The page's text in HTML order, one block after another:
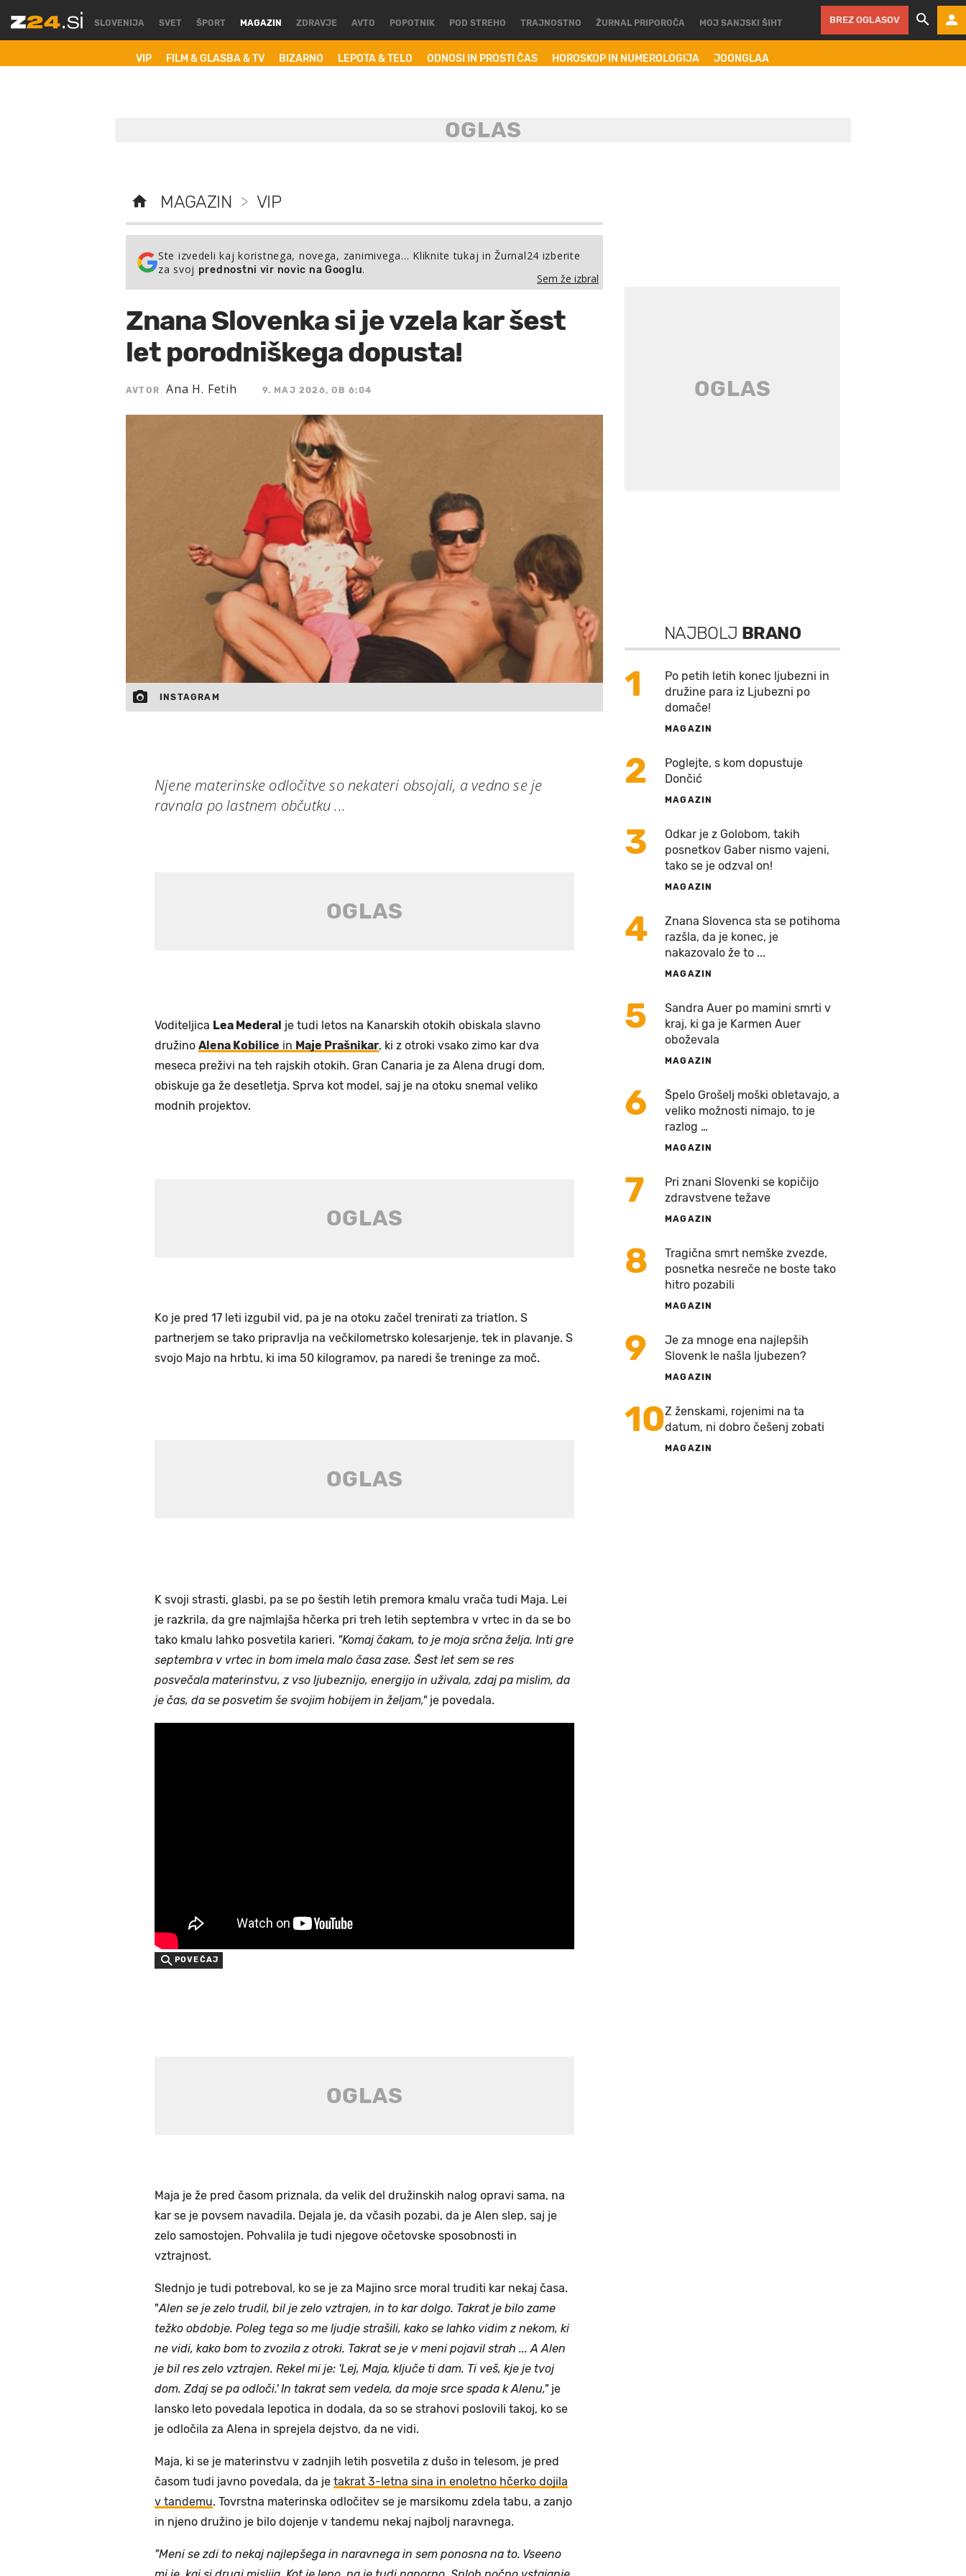
SLOVENIJA SVET ŠPORT MAGAZIN
VIP FILM & GLASBA & TV BIZARNO LEPOTA & TELO ODNOSI IN PROSTI ČAS HOROSKOP IN NUMEROLOGIJA JOONGLAA
ZDRAVJE AVTO POPOTNIK POD STREHO TRAJNOSTNO ŽURNAL PRIPOROČA MOJ SANJSKI ŠIHT BREZ OGLASOV
MAGAZIN > VIP
Ste izvedeli kaj koristnega, novega, zanimivega… Kliknite tukaj in Žurnal24 izberite
za svoj prednostni vir novic na Googlu.
Sem že izbral
Znana Slovenka si je vzela kar šest
let porodniškega dopusta!
AVTOR Ana H. Fetih 9. MAJ 2026, OB 6:04
INSTAGRAM
Njene materinske odločitve so nekateri obsojali, a vedno se je
ravnala po lastnem občutku ...
Voditeljica Lea Mederal je tudi letos na Kanarskih otokih obiskala slavno
družino Alena Kobilice in Maje Prašnikar, ki z otroki vsako zimo kar dva
meseca preživi na teh rajskih otokih. Gran Canaria je za Alena drugi dom,
obiskuje ga že desetletja. Sprva kot model, saj je na otoku snemal veliko
modnih projektov.
Ko je pred 17 leti izgubil vid, pa je na otoku začel trenirati za triatlon. S
partnerjem se tako pripravlja na večkilometrsko kolesarjenje, tek in plavanje. S
svojo Majo na hrbtu, ki ima 50 kilogramov, pa naredi še treninge za moč.
K svoji strasti, glasbi, pa se po šestih letih premora kmalu vrača tudi Maja. Lei
je razkrila, da gre najmlajša hčerka pri treh letih septembra v vrtec in da se bo
tako kmalu lahko posvetila karieri. "Komaj čakam, to je moja srčna želja. Inti gre
septembra v vrtec in bom imela malo časa zase. Šest let sem se res
posvečala materinstvu, z vso ljubeznijo, energijo in uživala, zdaj pa mislim, da
je čas, da se posvetim še svojim hobijem in željam,"je povedala.
POVEČAJ
Maja je že pred časom priznala, da velik del družinskih nalog opravi sama, na
kar se je povsem navadila. Dejala je, da včasih pozabi, da je Alen slep, saj je
zelo samostojen. Pohvalila je tudi njegove očetovske sposobnosti in
vztrajnost.
Slednjo je tudi potreboval, ko se je za Majino srce moral truditi kar nekaj časa.
"Alen se je zelo trudil, bil je zelo vztrajen, in to kar dolgo. Takrat je bilo zame
težko obdobje. Poleg tega so me ljudje strašili, kako se lahko vidim z nekom, ki
ne vidi, kako bom to zvozila z otroki. Takrat se je v meni pojavil strah ... A Alen
je bil res zelo vztrajen. Rekel mi je: 'Lej, Maja, ključe ti dam. Ti veš, kje je tvoj
dom. Zdaj se pa odloči.' In takrat sem vedela, da moje srce spada k Alenu,"je
lansko leto povedala lepotica in dodala, da so se strahovi poslovili takoj, ko se
je odločila za Alena in sprejela dejstvo, da ne vidi.
Maja, ki se je materinstvu v zadnjih letih posvetila z dušo in telesom, je pred
časom tudi javno povedala, da je takrat 3-letna sina in enoletno hčerko dojila
v tandemu. Tovrstna materinska odločitev se je marsikomu zdela tabu, a zanjo
in njeno družino je bilo dojenje v tandemu nekaj najbolj naravnega.
"Meni se zdi to nekaj najlepšega in naravnega in sem ponosna na to. Vseeno
NAJBOLJ BRANO
1
Po petih letih konec ljubezni in
družine para iz Ljubezni po
domače!
MAGAZIN
2
Poglejte, s kom dopustuje
Dončić
MAGAZIN
3
Odkar je z Golobom, takih
posnetkov Gaber nismo vajeni,
tako se je odzval on!
MAGAZIN
4
Znana Slovenca sta se potihoma
razšla, da je konec, je
nakazovalo že to ...
MAGAZIN
5
Sandra Auer po mamini smrti v
kraj, ki ga je Karmen Auer
oboževala
MAGAZIN
6
Špelo Grošelj moški obletavajo, a
veliko možnosti nimajo, to je
razlog …
MAGAZIN
7
Pri znani Slovenki se kopičijo
zdravstvene težave
MAGAZIN
8
Tragična smrt nemške zvezde,
posnetka nesreče ne boste tako
hitro pozabili
MAGAZIN
9
Je za mnoge ena najlepših
Slovenk le našla ljubezen?
MAGAZIN
10Z ženskami, rojenimi na ta
datum, ni dobro češenj zobati
MAGAZIN